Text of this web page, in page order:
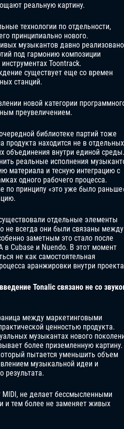
реальную картину.
технологии по отдельности,
принципиально нового.
музыкантов давно
под гармонию композиции
Toontrack.
существует еще со времен
станций.
новой категории
преувеличением.
библиотеке партий тоже
находится не в отдельных
объединения внутри единой среды.
реальные исполнения
материала и тесную интеграцию с
одного рабочего процесса.
по принципу «это уже было
отдельные элементы
не всегда они были связаны между
заметным это стало после
в Cubase и Nuendo. В этот момент
не как самостоятельная
аранжировки внутри
Tonalic связано не со
между маркетинговыми
ценностью продукта.
музыкантах нового
более приземленную картину.
пытается уменьшить объем
музыкальной идеи и
результата.
MIDI, не делает бессмысленными
и тем более не заменяет живых